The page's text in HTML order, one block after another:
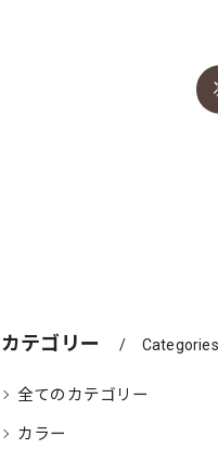
カテゴリー Categories
全てのカテゴリー
カラー